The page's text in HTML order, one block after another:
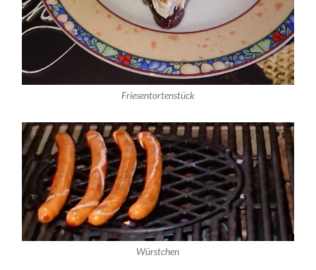
Friesentortenstück
Würstchen